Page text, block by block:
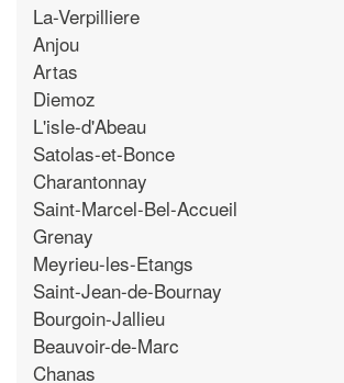
La-Verpilliere
Anjou
Artas
Diemoz
L'isle-d'Abeau
Satolas-et-Bonce
Charantonnay
Saint-Marcel-Bel-Accueil
Grenay
Meyrieu-les-Etangs
Saint-Jean-de-Bournay
Bourgoin-Jallieu
Beauvoir-de-Marc
Chanas